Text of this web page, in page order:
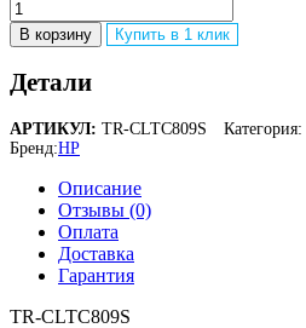
В корзину Купить в 1 клик
Детали
АРТИКУЛ: TR-CLTC809S Категория:
Бренд:HP
Описание
Отзывы (0)
Оплата
Доставка
Гарантия
TR-CLTC809S